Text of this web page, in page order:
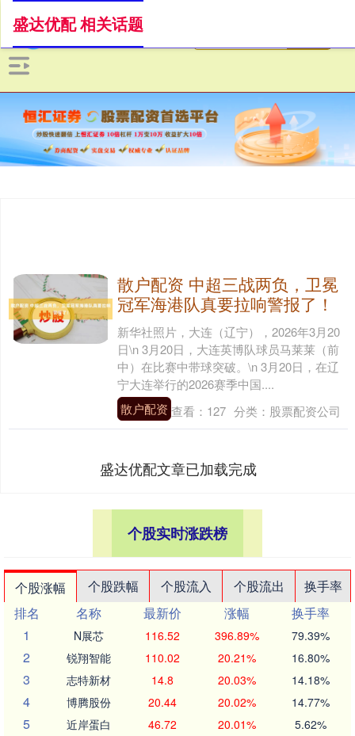
盛达优配 相关话题
散户配资 中超三战两负，卫冕
冠军海港队真要拉响警报了！
新华社照片，大连（辽宁），2026年3月20
日\n 3月20日，大连英博队球员马莱莱（前
中）在比赛中带球突破。\n 3月20日，在辽
宁大连举行的2026赛季中国....
散户配资 查看： 127 分类： 股票配资公司
盛达优配文章已加载完成
个股实时涨跌榜
个股涨幅 个股跌幅 个股流入 个股流出
换手率
排名
名称 最新价 涨幅
换手率
1
N展芯 116.52 396.89% 79.39%
2 锐翔智能 110.02 20.21% 16.80%
3 志特新材 14.8 20.03% 14.18%
4 博腾股份 20.44 20.02% 14.77%
5 近岸蛋白 46.72 20.01% 5.62%